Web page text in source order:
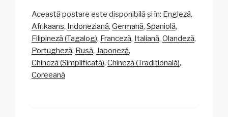
p
y
Li
n
ail c
e
b
o
at
s
A
p
a
p
h
ta
je
ă
Această postare este disponibilă și în: Engleză
Afrikaans Indoneziană Germană Spaniolă
Filipineză (Tagalog) Franceză Italiană Olandeză
Portugheză Rusă Japoneză
Chineză (Simplificată) Chineză (Tradițională)
Coreeană